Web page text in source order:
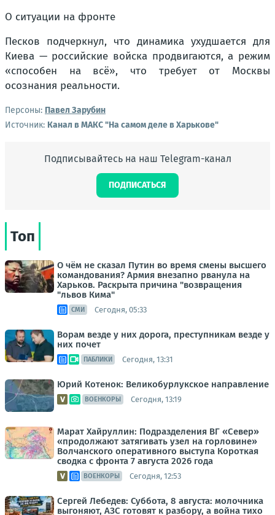
О ситуации на фронте
Песков подчеркнул, что динамика ухудшается для
Киева — российские войска продвигаются, а режим
«способен на всё», что требует от Москвы
осознания реальности.
Персоны: Павел Зарубин
Источник: Канал в МАКС "На самом деле в Харькове"
Подписывайтесь на наш Telegram-канал
ПОДПИСАТЬСЯ
Топ
О чём не сказал Путин во время смены высшего
командования? Армия внезапно рванула на
Харьков. Раскрыта причина "возвращения
"львов Кима"
СМИ Сегодня, 05:33
Ворам везде у них дорога, преступникам везде у
них почет
ПАБЛИКИ Сегодня, 13:31
Юрий Котенок: Великобурлукское направление
ВОЕНКОРЫ Сегодня, 13:19
Марат Хайруллин: Подразделения ВГ «Север»
«продолжают затягивать узел на горловине»
Волчанского оперативного выступа Короткая
сводка с фронта 7 августа 2026 года
ВОЕНКОРЫ Сегодня, 12:53
Сергей Лебедев: Суббота, 8 августа: молочника
выгоняют, АЗС готовят к разбору, а война тихо